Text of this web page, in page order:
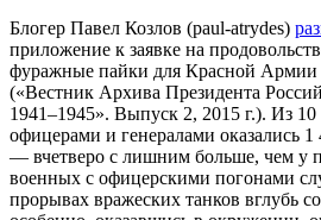
Блогер Павел Козлов (paul-atrydes)
приложение к заявке на
фуражные пайки для Красной Армии
(«Вестник Архива Президента
1941–1945». Выпуск 2, 2015 г.). Из 10
офицерами и генералами оказались 1
— вчетверо с лишним больше, чем у
военных с офицерскими погонами
прорывах вражеских танков вглубь